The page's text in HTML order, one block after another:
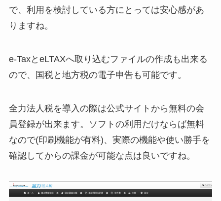
で、利用を検討している方にとっては安心感があ
りますね。
e-TaxとeLTAXへ取り込むファイルの作成も出来る
ので、国税と地方税の電子申告も可能です。
全力法人税を導入の際は公式サイトから無料の会
員登録が出来ます。ソフトの利用だけならば無料
なので(印刷機能が有料)、実際の機能や使い勝手を
確認してからの課金が可能な点は良いですね。